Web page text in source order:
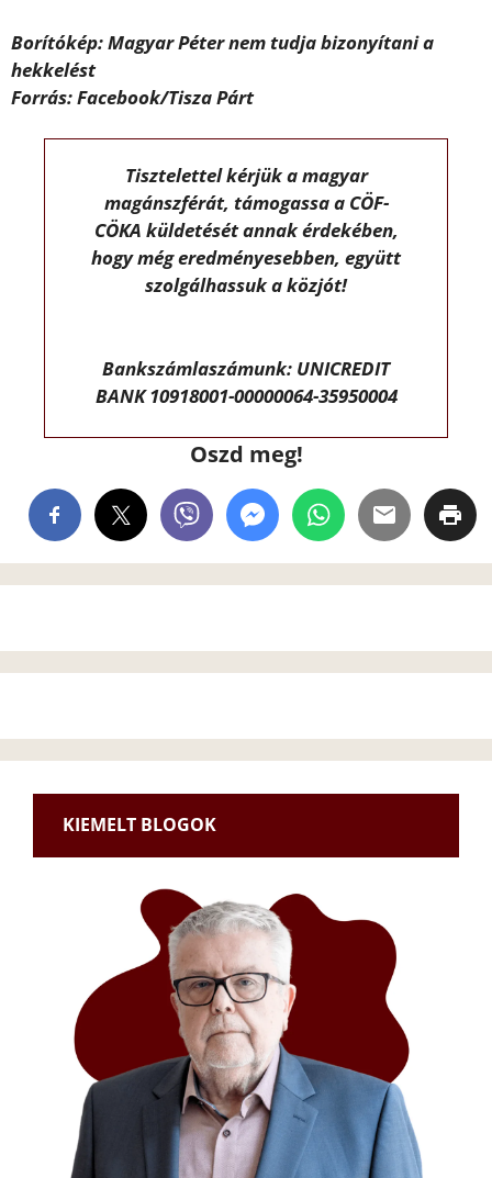
Borítókép: Magyar Péter nem tudja bizonyítani a
hekkelést
Forrás: Facebook/Tisza Párt
Tisztelettel kérjük a magyar
magánszférát, támogassa a CÖF-
CÖKA küldetését annak érdekében,
hogy még eredményesebben, együtt
szolgálhassuk a közjót!
Bankszámlaszámunk: UNICREDIT
BANK 10918001-00000064-35950004
Oszd meg!
KIEMELT BLOGOK